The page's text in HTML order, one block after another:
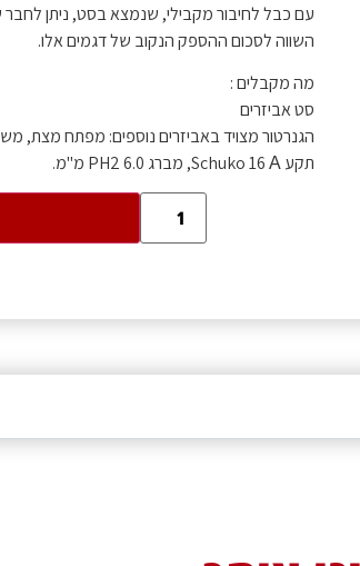
עם כבל לחיבור מקבילי, שנמצא בסט, ניתן לחבר
השווה לסכום ההספק הנקוב של דגמים אלו.
מה מקבלים :
סט אביזרים
הגנרטור מצויד באביזרים נוספים: מפתח מצת,
תקע Schuko 16 А, מברג PH2 6.0 מ"מ.